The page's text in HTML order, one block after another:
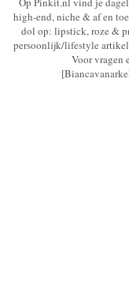
high-end, niche & af en
dol op: lipstick, roze &
persoonlijk/lifestyle
Voor vragen